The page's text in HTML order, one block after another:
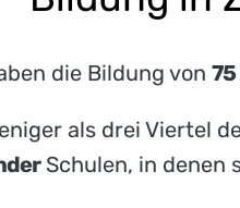
die Bildung von
als drei Viertel
Schulen, in denen